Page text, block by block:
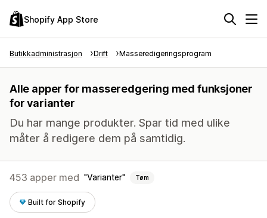
Shopify App Store
Butikkadministrasjon Drift Masseredigeringsprogram
Alle apper for masseredgering med funksjoner
for varianter
Du har mange produkter. Spar tid med ulike
måter å redigere dem på samtidig.
453 apper med Varianter Tøm
Built for Shopify